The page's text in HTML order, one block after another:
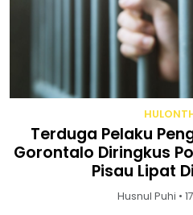
Terduga Pelaku
Gorontalo Diringkus
Pisau Lipat
Husnul Puhi •